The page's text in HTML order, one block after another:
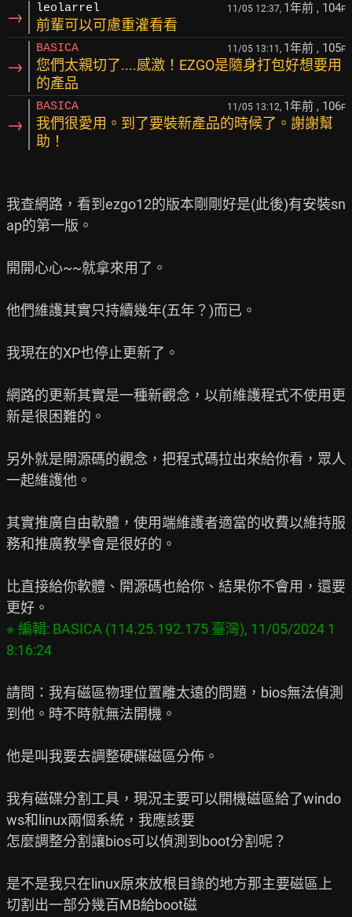
→ leolarrel 11/05 12:37, 1年前 , 104F
前輩可以可慮重灌看看
→
BASICA 11/05 13:11, 1年前 , 105F
您們太親切了....感激！EZGO是隨身打包好想要用
的產品
→
BASICA 11/05 13:12, 1年前 , 106F
我們很愛用。到了要裝新產品的時候了。謝謝幫
助！
我查網路，看到ezgo12的版本剛剛好是(此後)有安裝sn
ap的第一版。
開開心心~~就拿來用了。
他們維護其實只持續幾年(五年？)而已。
我現在的XP也停止更新了。
網路的更新其實是一種新觀念，以前維護程式不使用更
新是很困難的。
另外就是開源碼的觀念，把程式碼拉出來給你看，眾人
一起維護他。
其實推廣自由軟體，使用端維護者適當的收費以維持服
務和推廣教學會是很好的。
比直接給你軟體、開源碼也給你、結果你不會用，還要
※ 編輯: BASICA (114.25.192.175 臺灣), 11/05/2024 1
請問：我有磁區物理位置離太遠的問題，bios無法偵測
到他。時不時就無法開機。
他是叫我要去調整硬碟磁區分佈。
我有磁碟分割工具，現況主要可以開機磁區給了windo
ws和linux兩個系統，我應該要
怎麼調整分割讓bios可以偵測到boot分割呢？
是不是我只在linux原來放根目錄的地方那主要磁區上
切割出一部分幾百MB給boot磁